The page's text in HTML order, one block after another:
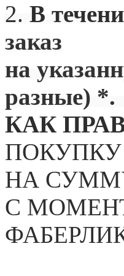
2. В
заказ
на
разные)
КАК
ПОКУПКУ
НА
С